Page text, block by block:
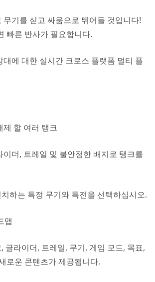
무기를 싣고 싸움으로 뛰어들 것입니다!
빠른 반사가 필요합니다.
대에 대한 실시간 크로스 플랫폼 멀티 플
제 할 여러 탱크
이더, 트레일 및 불안정한 배지로 탱크를
하는 특정 무기와 특전을 선택하십시오.
맵
글라이더, 트레일, 무기, 게임 모드, 목표,
로운 콘텐츠가 제공됩니다.